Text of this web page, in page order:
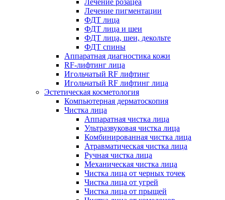
Лечение розацеа
Лечение пигментации
ФДТ лица
ФДТ лица и шеи
ФДТ лица, шеи, декольте
ФДТ спины
Аппаратная диагностика кожи
RF-лифтинг лица
Игольчатый RF лифтинг
Игольчатый RF лифтинг лица
Эстетическая косметология
Компьютерная дерматоскопия
Чистка лица
Аппаратная чистка лица
Ультразвуковая чистка лица
Комбинированная чистка лица
Атравматическая чистка лица
Ручная чистка лица
Механическая чистка лица
Чистка лица от черных точек
Чистка лица от угрей
Чистка лица от прыщей